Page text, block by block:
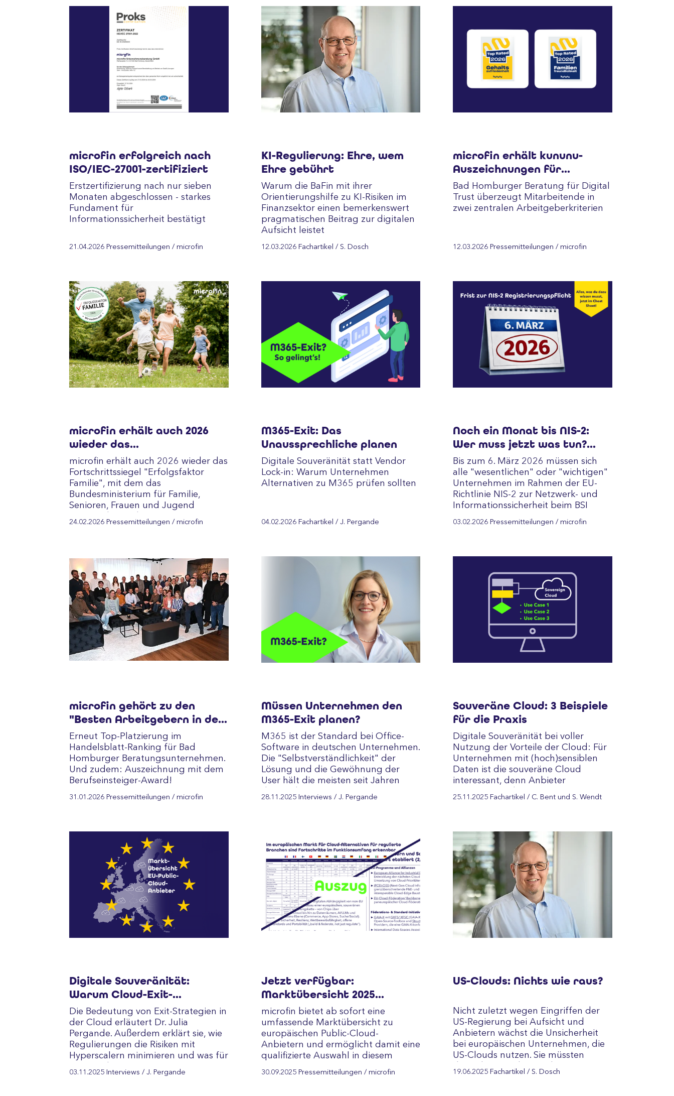
microfin erfolgreich nach
ISO/IEC-27001-zertifiziert
Erstzertifizierung nach nur sieben
Monaten abgeschlossen - starkes
Fundament für
Informationssicherheit bestätigt
21.04.2026 Pressemitteilungen / microfin
KI-Regulierung: Ehre, wem
Ehre gebührt
Warum die BaFin mit ihrer
Orientierungshilfe zu KI-Risiken im
Finanzsektor einen bemerkenswert
pragmatischen Beitrag zur digitalen
Aufsicht leistet
12.03.2026 Fachartikel / S. Dosch
microfin erhält kununu-
Auszeichnungen für
Gehaltszufriedenheit und
Familienfreundlichkeit
Bad Homburger Beratung für Digital
Trust überzeugt Mitarbeitende in
zwei zentralen Arbeitgeberkriterien
12.03.2026Pressemitteilungen / microfin
microfin erhält auch 2026
wieder das
Fortschrittssiegel für
familienfreundliche
Unternehmenskultur
microfin erhält auch 2026 wieder das
Fortschrittssiegel "Erfolgsfaktor
Familie", mit dem das
Bundesministerium für Familie,
Senioren, Frauen und Jugend
(BMFSF) besonders
familienfreundliche Unternehmen…
24.02.2026 Pressemitteilungen / microfin
M365-Exit: Das
Unaussprechliche planen
Digitale Souveränität statt Vendor
Lock-in: Warum Unternehmen
Alternativen zu M365 prüfen sollten
04.02.2026 Fachartikel / J. Pergande
Noch ein Monat bis NIS-2:
Wer muss jetzt was tun?
Kostenlose Checkliste von
microfin schafft Klarheit
über Pflichten und Fristen
Bis zum 6. März 2026 müssen sich
alle "wesentlichen" oder "wichtigen"
Unternehmen im Rahmen der EU-
Richtlinie NIS-2 zur Netzwerk- und
Informationssicherheit beim BSI
registrieren. Dazu hat microfin ein
03.02.2026Pressemitteilungen / microfin
microfin gehört zu den
"Besten Arbeitgebern in der
Unternehmensberatung
2026"
Erneut Top-Platzierung im
Handelsblatt-Ranking für Bad
Homburger Beratungsunternehmen.
Und zudem: Auszeichnung mit dem
Berufseinsteiger-Award!
31.01.2026 Pressemitteilungen / microfin
Müssen Unternehmen den
M365-Exit planen?
M365 ist der Standard bei Office-
Software in deutschen Unternehmen.
Die "Selbstverständlichkeit" der
Lösung und die Gewöhnung der
User hält die meisten seit Jahren
davon ab, Alternativen zu prüfen.
28.11.2025 Interviews / J. Pergande
Souveräne Cloud: 3 Beispiele
für die Praxis
Digitale Souveränität bei voller
Nutzung der Vorteile der Cloud: Für
Unternehmen mit (hoch)sensiblen
Daten ist die souveräne Cloud
interessant, denn Anbieter
versprechen, dass Daten vor
unbefugten Zugriffen…
25.11.2025Fachartikel / C. Bent und S. Wendt
Digitale Souveränität:
Warum Cloud-Exit-
Strategien ein Muss sind
Die Bedeutung von Exit-Strategien in
der Cloud erläutert Dr. Julia
Pergande. Außerdem erklärt sie, wie
Regulierungen die Risiken mit
Hyperscalern minimieren und was für
einen Anbieterwechsel spricht, um
03.11.2025 Interviews / J. Pergande
Jetzt verfügbar:
Marktübersicht 2025
"Europäische Public-Cloud-
Anbieter"
microfin bietet ab sofort eine
umfassende Marktübersicht zu
europäischen Public-Cloud-
Anbietern und ermöglicht damit eine
qualifizierte Auswahl in diesem
aktuell sehr gefragten Markt.
30.09.2025 Pressemitteilungen / microfin
US-Clouds: Nichts wie raus?
Nicht zuletzt wegen Eingriffen der
US-Regierung bei Aufsicht und
Anbietern wächst die Unsicherheit
bei europäischen Unternehmen, die
US-Clouds nutzen. Sie müssten
deshalb rasch daran arbeiten, sich
19.06.2025Fachartikel / S. Dosch